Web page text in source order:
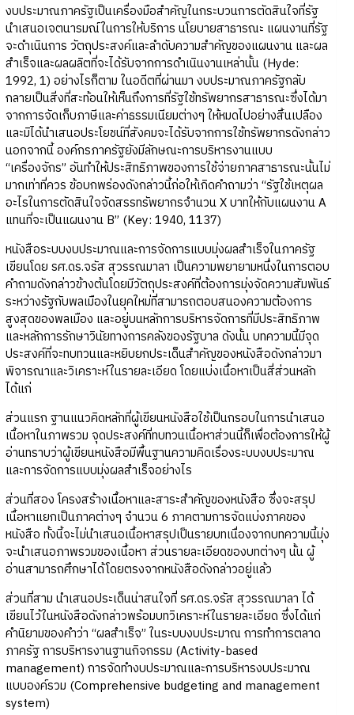
งบประมาณภาครัฐเป็นเครื่องมือสำคัญในกระบวนการตัดสินใจที่รัฐ
นำเสนอเจตนารมณ์ในการให้บริการ นโยบายสาธารณะ แผนงานที่รัฐ
จะดำเนินการ วัตถุประสงค์และลำดับความสำคัญของแผนงาน และผล
สำเร็จและผลผลิตที่จะได้รับจากการดำเนินงานเหล่านั้น (Hyde:
1992, 1) อย่างไรก็ตาม ในอดีตที่ผ่านมา งบประมาณภาครัฐกลับ
กลายเป็นสิ่งที่สะท้อนให้เห็นถึงการที่รัฐใช้ทรัพยากรสาธารณะซึ่งได้มา
จากการจัดเก็บภาษีและค่าธรรมเนียมต่างๆ ให้หมดไปอย่างสิ้นเปลือง
และมิได้นำเสนอประโยชน์ที่สังคมจะได้รับจากการใช้ทรัพยากรดังกล่าว
นอกจากนี้ องค์กรภาครัฐยังมีลักษณะการบริหารงานแบบ
“เครื่องจักร” อันทำให้ประสิทธิภาพของการใช้จ่ายภาคสาธารณะนั้นไม่
มากเท่าที่ควร ข้อบกพร่องดังกล่าวนี้ก่อให้เกิดคำถามว่า “รัฐใช้เหตุผล
อะไรในการตัดสินใจจัดสรรทรัพยากรจำนวน X บาทให้กับแผนงาน A
แทนที่จะเป็นแผนงาน B” (Key: 1940, 1137)
หนังสือระบบงบประมาณและการจัดการแบบมุ่งผลสำเร็จในภาครัฐ
เขียนโดย รศ.ดร.จรัส สุวรรณมาลา เป็นความพยายามหนึ่งในการตอบ
คำถามดังกล่าวข้างต้นโดยมีวัตถุประสงค์ที่ต้องการมุ่งจัดความสัมพันธ์
ระหว่างรัฐกับพลเมืองในยุคใหม่ที่สามารถตอบสนองความต้องการ
สูงสุดของพลเมือง และอยู่บนหลักการบริหารจัดการที่มีประสิทธิภาพ
และหลักการรักษาวินัยทางการคลังของรัฐบาล ดังนั้น บทความนี้มีจุด
ประสงค์ที่จะทบทวนและหยิบยกประเด็นสำคัญของหนังสือดังกล่าวมา
พิจารณาและวิเคราะห์ในรายละเอียด โดยแบ่งเนื้อหาเป็นสี่ส่วนหลัก
ได้แก่
ส่วนแรก ฐานแนวคิดหลักที่ผู้เขียนหนังสือใช้เป็นกรอบในการนำเสนอ
เนื้อหาในภาพรวม จุดประสงค์ที่ทบทวนเนื้อหาส่วนนี้ก็เพื่อต้องการให้ผู้
อ่านทราบว่าผู้เขียนหนังสือมีพื้นฐานความคิดเรื่องระบบงบประมาณ
และการจัดการแบบมุ่งผลสำเร็จอย่างไร
ส่วนที่สอง โครงสร้างเนื้อหาและสาระสำคัญของหนังสือ ซึ่งจะสรุป
เนื้อหาแยกเป็นภาคต่างๆ จำนวน 6 ภาคตามการจัดแบ่งภาคของ
หนังสือ ทั้งนี้จะไม่นำเสนอเนื้อหาสรุปเป็นรายบทเนื่องจากบทความนี้มุ่ง
จะนำเสนอภาพรวมของเนื้อหา ส่วนรายละเอียดของบทต่างๆ นั้น ผู้
อ่านสามารถศึกษาได้โดยตรงจากหนังสือดังกล่าวอยู่แล้ว
ส่วนที่สาม นำเสนอประเด็นน่าสนใจที่ รศ.ดร.จรัส สุวรรณมาลา ได้
เขียนไว้ในหนังสือดังกล่าวพร้อมบทวิเคราะห์ในรายละเอียด ซึ่งได้แก่
คำนิยามของคำว่า “ผลสำเร็จ” ในระบบงบประมาณ การทำการตลาด
ภาครัฐ การบริหารงานฐานกิจกรรม (Activity-based
management) การจัดทำงบประมาณและการบริหารงบประมาณ
แบบองค์รวม (Comprehensive budgeting and management
system)